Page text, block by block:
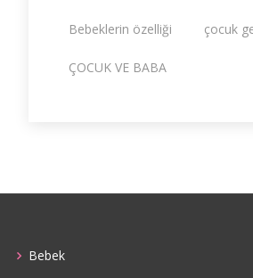
Bebeklerin özelliği çocuk
ÇOCUK VE BABA
Bebek